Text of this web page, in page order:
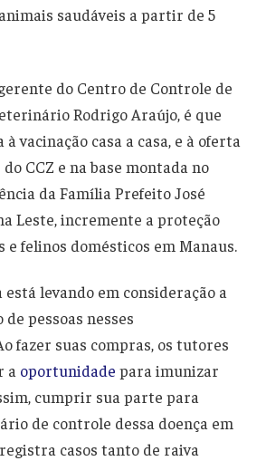
saudáveis a partir de 5
do Centro de Controle de
Rodrigo Araújo, é que
à vacinação casa a casa, e à oferta
CCZ e na base montada no
da Família Prefeito José
Leste, incremente a proteção
e felinos domésticos em Manaus.
está levando em consideração a
pessoas nesses
fazer suas compras, os tutores
a oportunidade para imunizar
cumprir sua parte para
de controle dessa doença em
casos tanto de raiva